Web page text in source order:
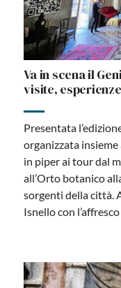
Va in scena il
visite,
Presentata
organizzata
in piper ai tour dal
all’Orto botanico
sorgenti della città.
Isnello con